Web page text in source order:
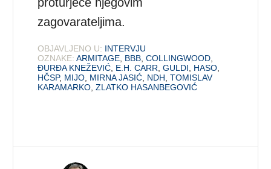
zagovarateljima.
OBJAVLJENO U: INTERVJU
OZNAKE: ARMITAGE BBB ,COLLINGWOOD
ĐURĐA KNEŽEVIĆ E.H. CARR ,GULDI HASO
HČSP, MIJO MIRNA JASIĆ NDH ,TOMISLAV
KARAMARKO ,ZLATKO HASANBEGOVIĆ